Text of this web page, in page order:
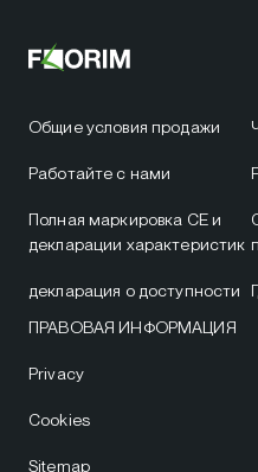
Общие условия продажи
Работайте с нами
Полная маркировка CE и
декларации характеристик
декларация о доступности
ПРАВОВАЯ ИНФОРМАЦИЯ
Privacy
Cookies
Sitemap